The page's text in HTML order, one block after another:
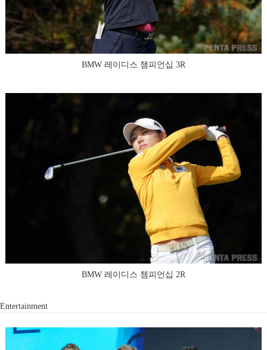
BMW 레이디스 챔피언십 3R
BMW 레이디스 챔피언십 2R
Entertainment